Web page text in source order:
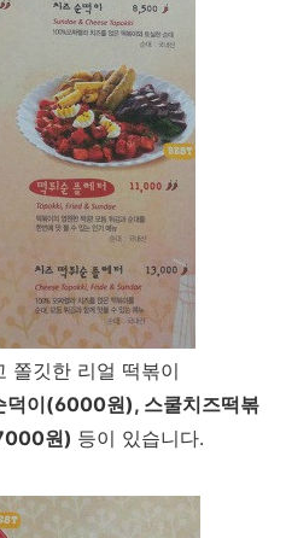
쫄깃한 리얼 떡볶이
이(6000원), 스쿨치즈떡볶
원) 등이 있습니다.